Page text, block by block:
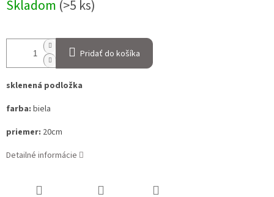
cena:
Skladom (>5 ks)
Pridať do košíka
sklenená podložka
farba: biela
priemer: 20cm
Detailné informácie